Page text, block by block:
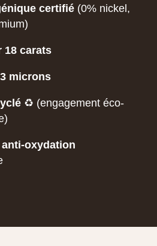
certifié(0% nickel,
18 carats
microns
♻️ (engagement éco-
oxydation